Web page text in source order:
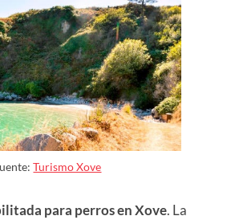
Turismo Xove
para perros en Xove. La